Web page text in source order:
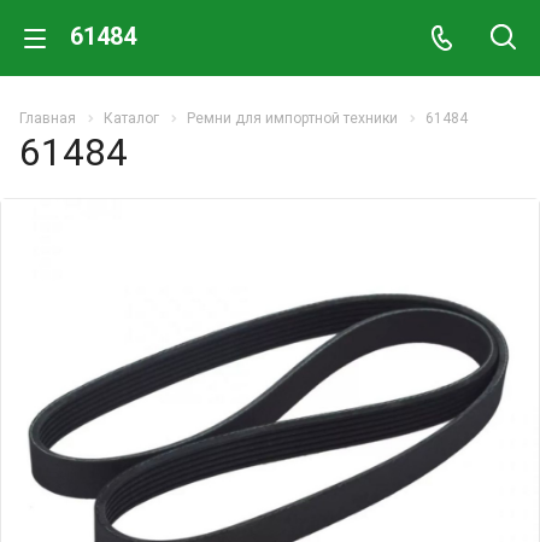
61484
Главная Каталог Ремни для импортной техники 61484
61484